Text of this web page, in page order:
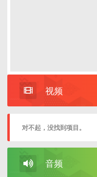
视频
对不起，没找到项目。
音频